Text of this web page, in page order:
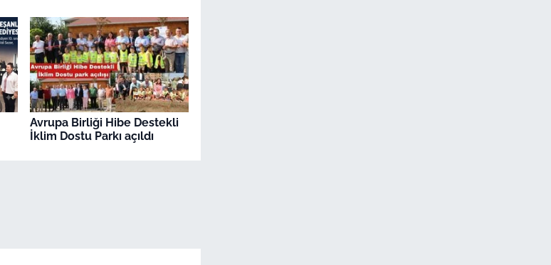
Avrupa Birliği Hibe Destekli
İklim Dostu Parkı açıldı